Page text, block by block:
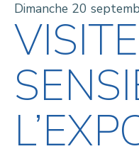
Dimanche 20
VISITE